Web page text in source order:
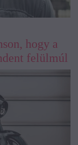
hogy a
felülmúl